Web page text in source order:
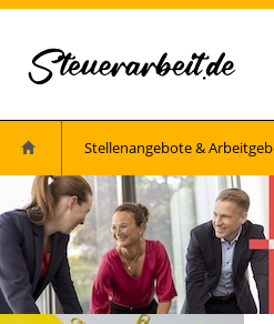
Stellenangebote &